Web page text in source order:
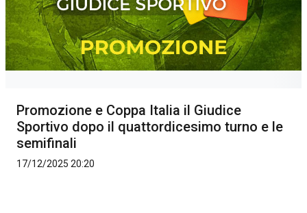
Promozione e Coppa Italia il Giudice
Sportivo dopo il quattordicesimo turno e le
semifinali
17/12/2025 20:20